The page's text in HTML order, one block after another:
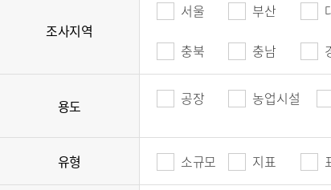
조사지역
서울 부산
충북 충남
용도 공장 농업시설
유형 소규모 지표